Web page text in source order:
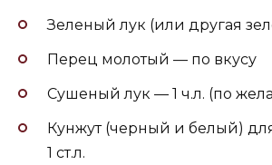
Зеленый лук (или другая
Перец молотый — по вкусу
Сушеный лук — 1 ч.л. (по
Кунжут (черный и белый)
1 ст.л.